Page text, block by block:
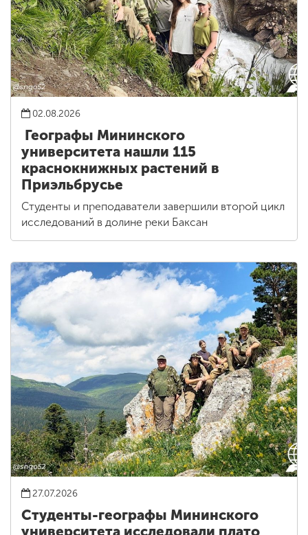
02.08.2026
Географы Мининского
университета нашли 115
краснокнижных растений в
Приэльбрусье
Студенты и преподаватели завершили второй цикл
исследований в долине реки Баксан
27.07.2026
Студенты-географы Мининского
университета исследовали плато